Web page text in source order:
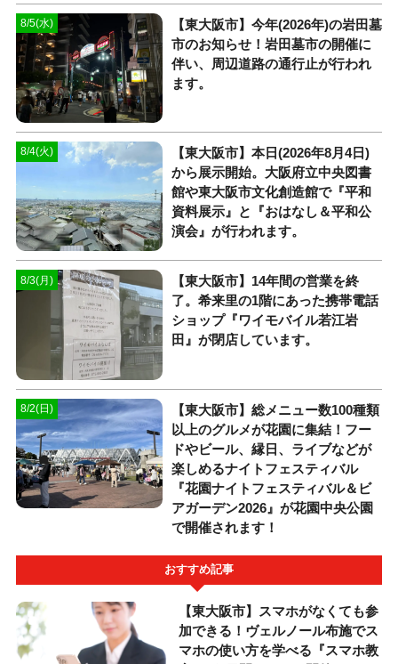
8/5(水)
【東大阪市】今年(2026年)の岩田墓
市のお知らせ！岩田墓市の開催に
伴い、周辺道路の通行止が行われ
ます。
8/4(火)
【東大阪市】本日(2026年8月4日)
から展示開始。大阪府立中央図書
館や東大阪市文化創造館で『平和
資料展示』と『おはなし＆平和公
演会』が行われます。
8/3(月)
【東大阪市】14年間の営業を終
了。希来里の1階にあった携帯電話
ショップ『ワイモバイル若江岩
田』が閉店しています。
8/2(日)
【東大阪市】総メニュー数100種類
以上のグルメが花園に集結！フー
ドやビール、縁日、ライブなどが
楽しめるナイトフェスティバル
『花園ナイトフェスティバル＆ビ
アガーデン2026』が花園中央公園
で開催されます！
おすすめ記事
【東大阪市】スマホがなくても参
加できる！ヴェルノール布施でス
マホの使い方を学べる『スマホ教